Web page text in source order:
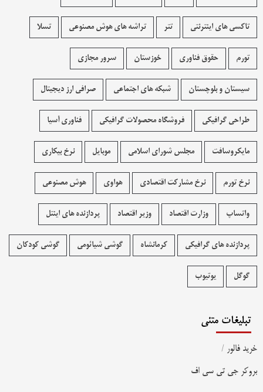
تاکسی های اینترنتی تتر تراشه های هوش مصنوعی تسلا
تورم حقوق فناوری خوزستان سرور مجازی
سیستان و بلوچستان شبکه های اجتماعی صرافی ارز دیجیتال
طراحی گرافیکی فروشگاه محصولات گرافيکی فناوری آسیا
مایکروسافت مجلس شورای اسلامی موبایل نرخ بیکاری
نرخ تورم نرخ مشارکت اقتصادی هواوی هوش مصنوعی
واتساپ وزارت اقتصاد وزیر اقتصاد پردازنده های اینتل
پردازنده های گرافیکی کرمانشاه گوشی شیائومی گوشی کودکان
گوگل یوتیوب
تبلیغات متنی
خرید فالور /
بروکر جی تی سی اف